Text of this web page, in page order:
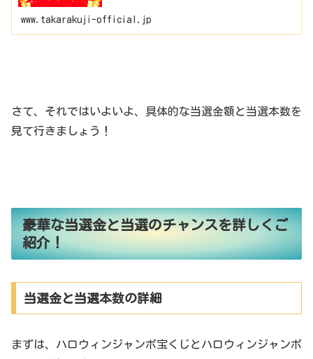
www.takarakuji-official.jp
さて、それではいよいよ、具体的な当選金額と当選本数を
見て行きましょう！
豪華な当選金と当選のチャンスを詳しくご
紹介！
当選金と当選本数の詳細
まずは、ハロウィンジャンボ宝くじとハロウィンジャンボ